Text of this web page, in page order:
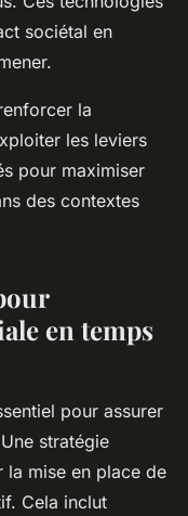
sociétal en
la
les leviers
pour maximiser
des contextes
en temps
pour assurer
stratégie
la mise en place de
Cela inclut